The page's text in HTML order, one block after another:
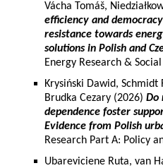
Vácha Tomáš,
efficiency and
resistance towards
solutions in Polish and
Energy Research &
Krysiński Dawid, Schmidt
Brudka Cezary (2026) Do
dependence foster
Evidence from Polish
Research Part A: Policy
Ubareviciene Ruta, van